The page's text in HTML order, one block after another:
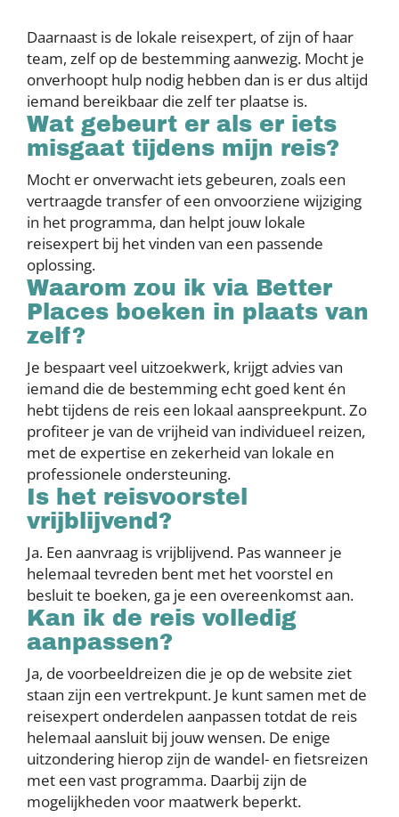
Daarnaast is de lokale reisexpert, of zijn of haar
team, zelf op de bestemming aanwezig. Mocht je
onverhoopt hulp nodig hebben dan is er dus altijd
iemand bereikbaar die zelf ter plaatse is.
Wat gebeurt er als er iets
misgaat tijdens mijn reis?
Mocht er onverwacht iets gebeuren, zoals een
vertraagde transfer of een onvoorziene wijziging
in het programma, dan helpt jouw lokale
reisexpert bij het vinden van een passende
oplossing.
Waarom zou ik via Better
Places boeken in plaats van
zelf?
Je bespaart veel uitzoekwerk, krijgt advies van
iemand die de bestemming echt goed kent én
hebt tijdens de reis een lokaal aanspreekpunt. Zo
profiteer je van de vrijheid van individueel reizen,
met de expertise en zekerheid van lokale en
professionele ondersteuning.
Is het reisvoorstel
vrijblijvend?
Ja. Een aanvraag is vrijblijvend. Pas wanneer je
helemaal tevreden bent met het voorstel en
besluit te boeken, ga je een overeenkomst aan.
Kan ik de reis volledig
aanpassen?
Ja, de voorbeeldreizen die je op de website ziet
staan zijn een vertrekpunt. Je kunt samen met de
reisexpert onderdelen aanpassen totdat de reis
helemaal aansluit bij jouw wensen. De enige
uitzondering hierop zijn de wandel- en fietsreizen
met een vast programma. Daarbij zijn de
mogelijkheden voor maatwerk beperkt.